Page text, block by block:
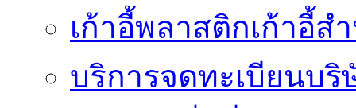
เก้าอี้พลาสติกเก้าอี้
บริการจดทะเบียนบ